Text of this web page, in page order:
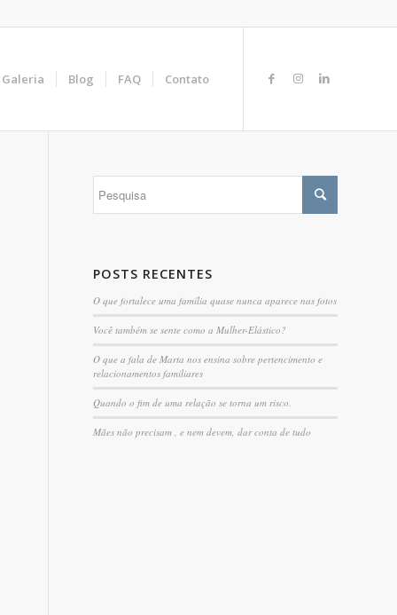
Galeria Blog FAQ Contato
POSTS RECENTES
O que fortalece uma família quase nunca aparece nas fotos
Você também se sente como a Mulher-Elástico?
O que a fala de Marta nos ensina sobre pertencimento e
relacionamentos familiares
Quando o fim de uma relação se torna um risco.
Mães não precisam , e nem devem, dar conta de tudo